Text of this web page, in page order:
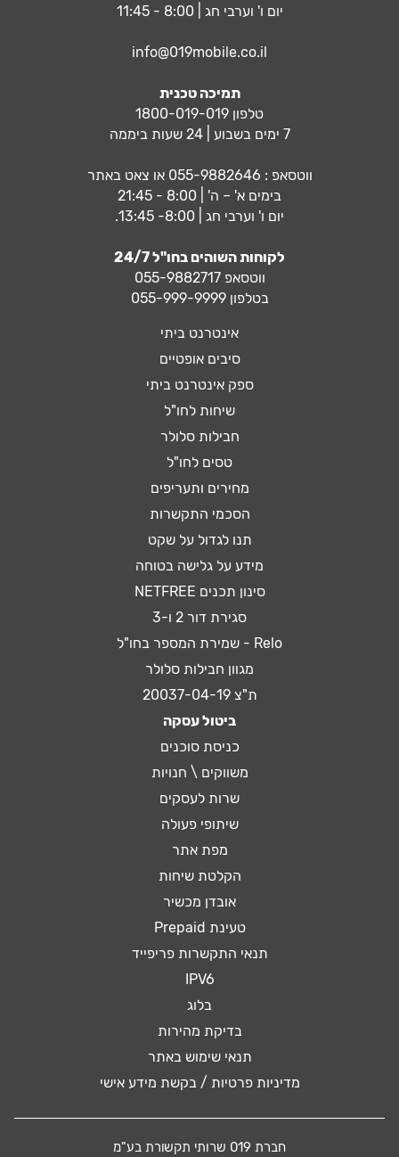
יום ו' וערבי חג | 8:00 - 11:45
info@019mobile.co.il
תמיכה טכנית
טלפון 1800-019-019
7 ימים בשבוע | 24 שעות ביממה
ווטסאפ : 055-9882646 או צאט באתר
בימים א' – ה' | 8:00 - 21:45
יום ו' וערבי חג | 8:00- 13:45.
לקוחות השוהים בחו"ל 24/7
ווטסאפ055-9882717
בטלפון 055-999-9999
אינטרנט ביתי
סיבים אופטיים
ספק אינטרנט ביתי
שיחות לחו"ל
חבילות סלולר
טסים לחו"ל
מחירים ותעריפים
הסכמי התקשרות
תנו לגדול על שקט
מידע על גלישה בטוחה
סינון תכנים NETFREE
סגירת דור 2 ו-3
Relo - שמירת המספר בחו"ל
מגוון חבילות סלולר
ת"צ 20037-04-19
ביטול עסקה
כניסת סוכנים
משווקים \ חנויות
שרות לעסקים
שיתופי פעולה
מפת אתר
הקלטת שיחות
אובדן מכשיר
טעינת Prepaid
תנאי התקשרות פריפייד
IPV6
בלוג
בדיקת מהירות
תנאי שימוש באתר
מדיניות פרטיות / בקשת מידע אישי
חברת 019 שרותי תקשורת בע"מ